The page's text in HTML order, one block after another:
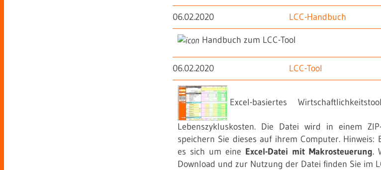
06.02.2020 LCC-Handbuch
Handbuch zum LCC-Tool
06.02.2020 LCC-Tool
Excel-basiertes
Lebenszykluskosten. Die Datei wird in einem
speichern Sie dieses auf ihrem Computer.
es sich um eine Excel-Datei mit Makrosteuerung.
Download und zur Nutzung der Datei finden Sie im